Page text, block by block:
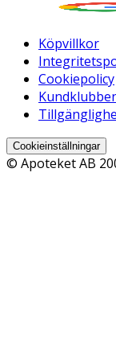
Köpvillkor
Cookiepolicy
Cookieinställningar
© Apoteket AB